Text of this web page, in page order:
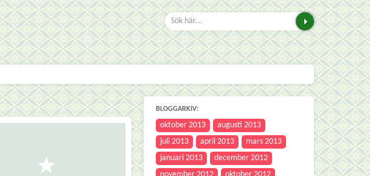
BLOGGARKIV:
oktober 2013
augusti 2013
juli 2013
april 2013
mars 2013
januari 2013
december 2012